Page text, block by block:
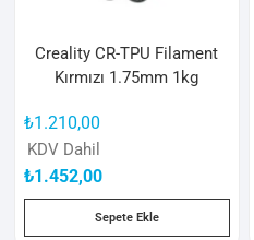
Creality CR-TPU Filament
Kırmızı 1.75mm 1kg
₺1.210,00
KDV Dahil
₺1.452,00
Sepete Ekle